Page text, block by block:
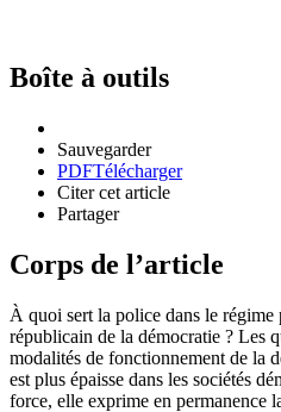
Boîte à outils
Sauvegarder
PDFTélécharger
Citer cet article
Partager
Corps de l’article
À quoi sert la police dans le régime
républicain de la démocratie ? Les
modalités de fonctionnement de la
est plus épaisse dans les sociétés
force, elle exprime en permanence